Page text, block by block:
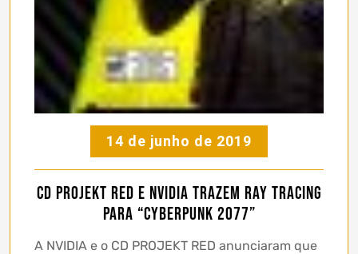
14 de junho de 2019
CD PROJEKT RED e NVIDIA trazem Ray Tracing
para “Cyberpunk 2077”
A NVIDIA e o CD PROJEKT RED anunciaram que